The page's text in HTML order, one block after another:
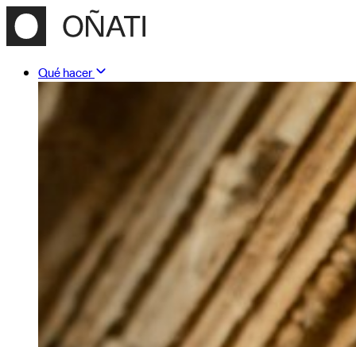
Qué hacer